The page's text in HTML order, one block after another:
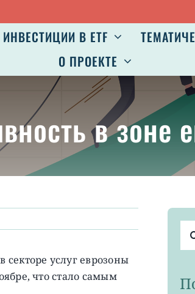
ИНВЕСТИЦИИ В ETF
О ПРОЕКТЕ
в зоне
услуг еврозоны
что стало самым